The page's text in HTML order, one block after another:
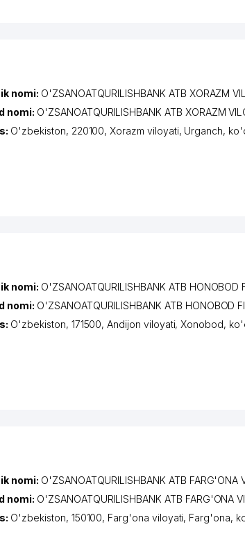
nomi: O'ZSANOATQURILISHBANK ATB XORAZM
nomi: O'ZSANOATQURILISHBANK ATB XORAZM
O'zbekiston, 220100,Xorazm viloyati, Urganch,
nomi: O'ZSANOATQURILISHBANK ATB HONOBOD
nomi: O'ZSANOATQURILISHBANK ATB HONOBOD
O'zbekiston, 171500,Andijon viloyati,Xonobod,
nomi: O'ZSANOATQURILISHBANK ATB FARG'ONA
nomi: O'ZSANOATQURILISHBANK ATB FARG'ONA
O'zbekiston, 150100, Farg'ona viloyati, Farg'ona,